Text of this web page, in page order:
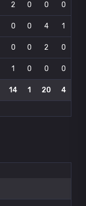
2 0 0 0
0 0 4 1
0 0 2 0
1 0 0 0
14 1 20 4